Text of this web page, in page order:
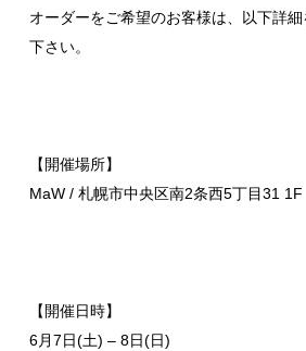
オーダーをご希望のお客様は、以下詳
下さい。
【開催場所】
MaW / 札幌市中央区南2条西5丁目31 1F
【開催日時】
6月7日(土) – 8日(日)